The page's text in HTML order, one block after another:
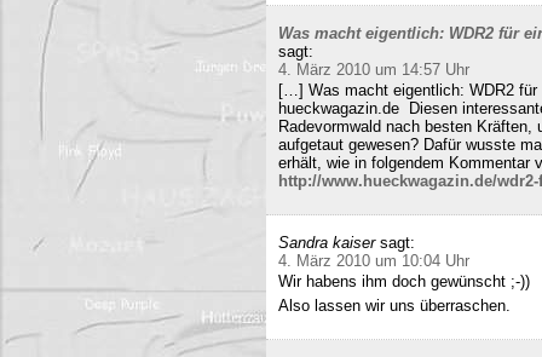
Was macht eigentlich: WDR2 für
sagt:
4. März 2010 um 14:57 Uhr
[…] Was macht eigentlich: WDR2
hueckwagazin.de Diesen
Radevormwald nach besten
aufgetaut gewesen? Dafür wusste
erhält, wie in folgendem Kommentar
http://www.hueckwagazin.de/
Sandra kaiser sagt:
4. März 2010 um 10:04 Uhr
Wir habens ihm doch gewünscht ;-))
Also lassen wir uns überraschen.